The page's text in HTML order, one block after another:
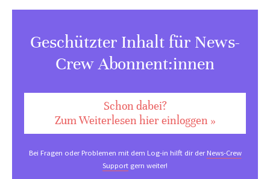
Geschützter Inhalt für News-
Crew Abonnent:innen
Schon dabei?
Zum Weiterlesen hier einloggen »
Bei Fragen oder Problemen mit dem Log-in hilft dir derNews-Crew
Support gern weiter!